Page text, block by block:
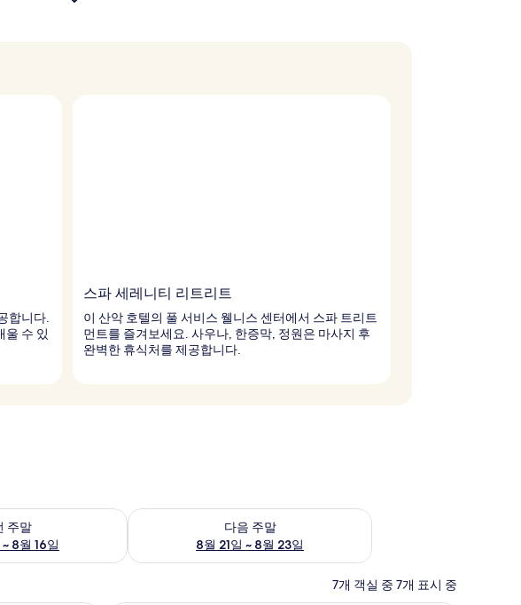
합니다.
울 수 있
스파 세레니티 리트리트
이 산악 호텔의 풀 서비스 웰니스 센터에서 스파 트리트
먼트를 즐겨보세요. 사우나, 한증막, 정원은 마사지 후
완벽한 휴식처를 제공합니다.
주말
8월 16일
부 확인, 8월 14일 ~ 8월 16일
다음 주말
8월 21일 ~ 8월 23일
다음 주말 예약 가능 여부 확인, 8월 21일 ~ 8월 23일
7개 객실 중 7개 표시 중